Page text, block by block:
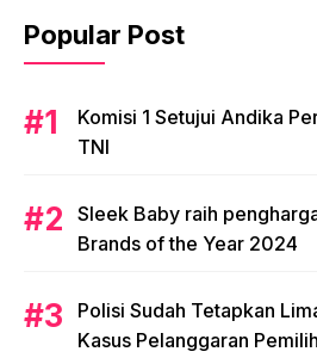
Popular Post
Komisi 1 Setujui Andika
TNI
Sleek Baby raih
Brands of the Year 2024
Polisi Sudah Tetapkan
Kasus Pelanggaran